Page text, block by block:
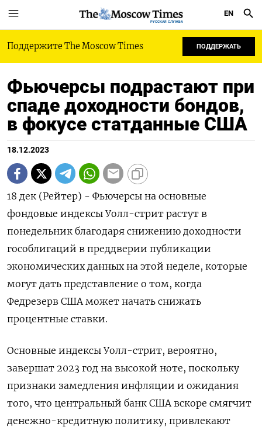
РУССКАЯ СЛУЖБА
EN
Поддержите The Moscow Times ПОДДЕРЖАТЬ
Фьючерсы подрастают при
спаде доходности бондов,
в фокусе статданные США
18.12.2023
18 дек (Рейтер) - Фьючерсы на основные
фондовые индексы Уолл-стрит растут в
понедельник благодаря снижению доходности
гособлигаций в преддверии публикации
экономических данных на этой неделе, которые
могут дать представление о том, когда
Федрезерв США может начать снижать
процентные ставки.
Основные индексы Уолл-стрит, вероятно,
завершат 2023 год на высокой ноте, поскольку
признаки замедления инфляции и ожидания
того, что центральный банк США вскоре смягчит
денежно-кредитную политику, привлекают